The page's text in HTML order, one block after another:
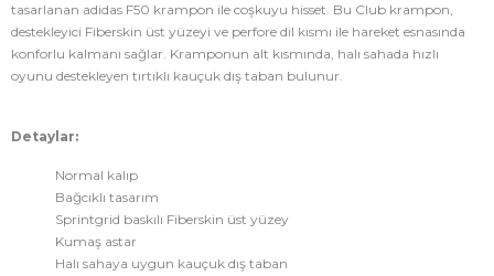
tasarlanan adidas F50 krampon ile coşkuyu hisset. Bu Club krampon,
destekleyici Fiberskin üst yüzeyi ve perfore dil kısmı ile hareket esnasında
konforlu kalmanı sağlar. Kramponun alt kısmında, halı sahada hızlı
oyunu destekleyen tırtıklı kauçuk dış taban bulunur.
Detaylar:
Normal kalıp
Bağcıklı tasarım
Sprintgrid baskılı Fiberskin üst yüzey
Kumaş astar
Halı sahaya uygun kauçuk dış taban